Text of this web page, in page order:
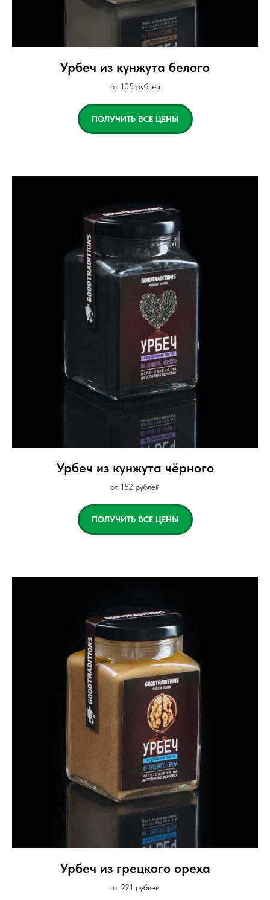
Урбеч из кунжута белого
от 105 рублей
ПОЛУЧИТЬ ВСЕ ЦЕНЫ
Урбеч из кунжута чёрного
от 152 рублей
ПОЛУЧИТЬ ВСЕ ЦЕНЫ
Урбеч из грецкого ореха
от 221 рублей